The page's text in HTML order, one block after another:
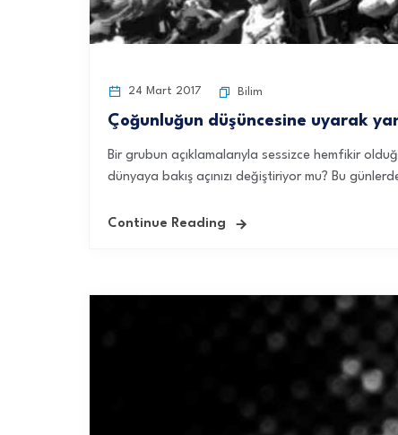
24 Mart 2017 Bilim
Çoğunluğun düşüncesine uyarak
Bir grubun açıklamalarıyla sessizce hemfikir
dünyaya bakış açınızı değiştiriyor mu? Bu
Continue Reading